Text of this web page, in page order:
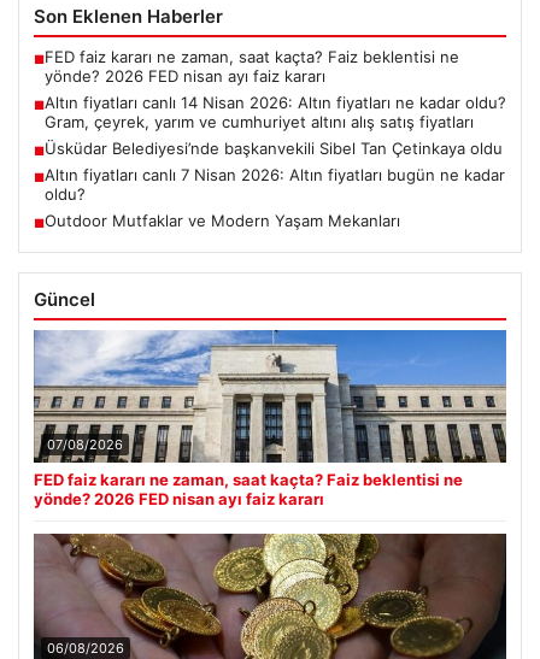
Son Eklenen Haberler
■FED faiz kararı ne zaman, saat kaçta? Faiz beklentisi ne
yönde? 2026 FED nisan ayı faiz kararı
■Altın fiyatları canlı 14 Nisan 2026: Altın fiyatları ne kadar oldu?
Gram, çeyrek, yarım ve cumhuriyet altını alış satış fiyatları
■Üsküdar Belediyesi’nde başkanvekili Sibel Tan Çetinkaya oldu
■Altın fiyatları canlı 7 Nisan 2026: Altın fiyatları bugün ne kadar
oldu?
■Outdoor Mutfaklar ve Modern Yaşam Mekanları
Güncel
07/08/2026
FED faiz kararı ne zaman, saat kaçta? Faiz beklentisi ne
yönde? 2026 FED nisan ayı faiz kararı
06/08/2026